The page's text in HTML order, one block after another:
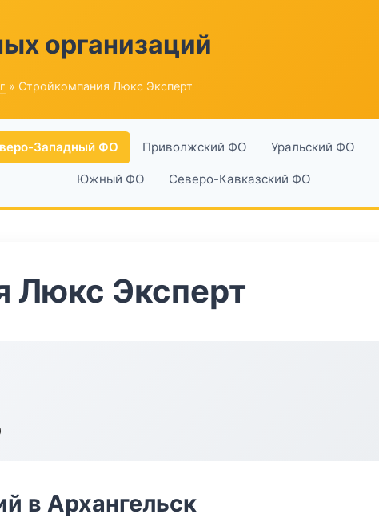
организаций
» Стройкомпания Люкс Эксперт
Западный ФО Приволжский ФО Уральский ФО
Южный ФО Северо-Кавказский ФО
Люкс Эксперт
в Архангельск